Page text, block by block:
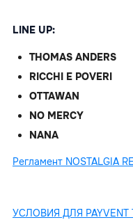
LINE UP:
THOMAS ANDERS
RICCHI E POVERI
OTTAWAN
NO MERCY
NANA
Регламент NOSTALGIA
УСЛОВИЯ ДЛЯ PAYVENT